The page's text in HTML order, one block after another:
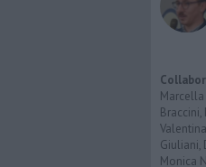
Giuliani,
Monica